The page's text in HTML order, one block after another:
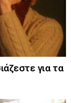
για τα